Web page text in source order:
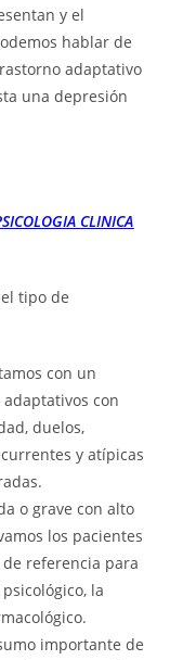
y el
hablar de
adaptativo
una depresión
CLINICA
tipo de
con un
con
duelos,
y atípicas
o grave con alto
los pacientes
referencia para
la
importante de